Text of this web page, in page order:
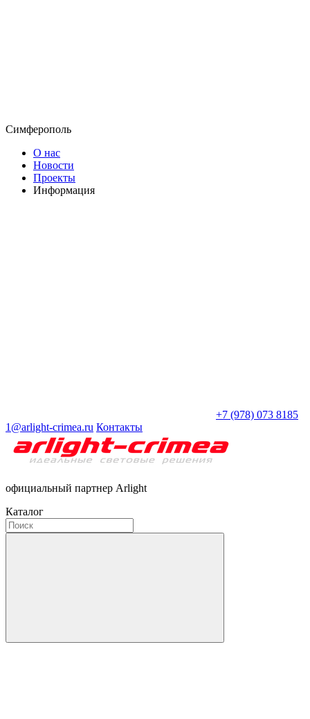
Симферополь
О нас
Новости
Проекты
Информация
+7 (978) 073 8185
1@arlight-crimea.ru Контакты
официальный партнер Arlight
Каталог